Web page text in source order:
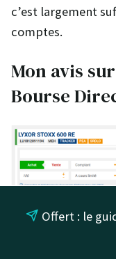
c’est largement
comptes.
Mon avis
Bourse
Passage d’ordre sur
Offert : le